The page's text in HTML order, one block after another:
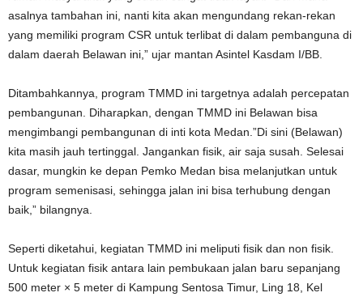
asalnya tambahan ini, nanti kita akan mengundang rekan-rekan
yang memiliki program CSR untuk terlibat di dalam pembanguna di
dalam daerah Belawan ini,” ujar mantan Asintel Kasdam I/BB.
Ditambahkannya, program TMMD ini targetnya adalah percepatan
pembangunan. Diharapkan, dengan TMMD ini Belawan bisa
mengimbangi pembangunan di inti kota Medan.”Di sini (Belawan)
kita masih jauh tertinggal. Jangankan fisik, air saja susah. Selesai
dasar, mungkin ke depan Pemko Medan bisa melanjutkan untuk
program semenisasi, sehingga jalan ini bisa terhubung dengan
baik,” bilangnya.
Seperti diketahui, kegiatan TMMD ini meliputi fisik dan non fisik.
Untuk kegiatan fisik antara lain pembukaan jalan baru sepanjang
500 meter × 5 meter di Kampung Sentosa Timur, Ling 18, Kel